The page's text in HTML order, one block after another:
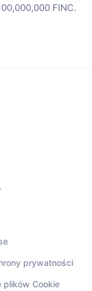
FINC.
prywatności
plików Cookie